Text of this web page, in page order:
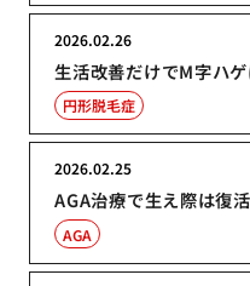
生活改善だけでM字ハ
2026.02.26
円形脱毛症
AGA治療で生え際は復
2026.02.25
AGA